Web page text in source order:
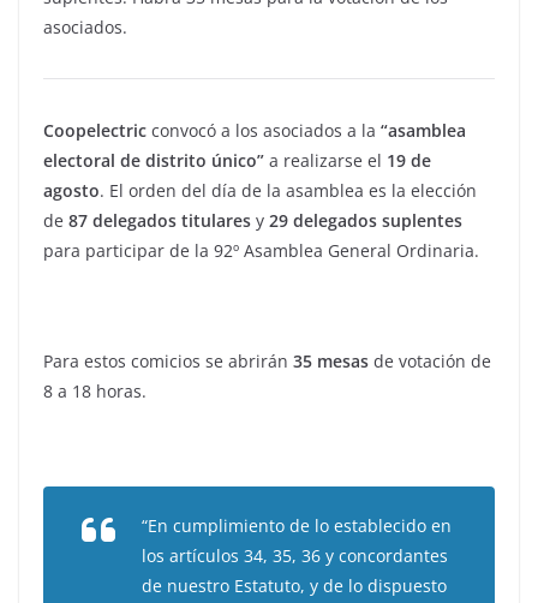
asociados.
Coopelectric convocó a los asociados a la “asamblea
electoral de distrito único” a realizarse el 19 de
agosto. El orden del día de la asamblea es la elección
de 87 delegados titulares y 29 delegados suplentes
para participar de la 92º Asamblea General Ordinaria.
Para estos comicios se abrirán 35 mesas de votación de
8 a 18 horas.
“En cumplimiento de lo establecido en
los artículos 34, 35, 36 y concordantes
de nuestro Estatuto, y de lo dispuesto